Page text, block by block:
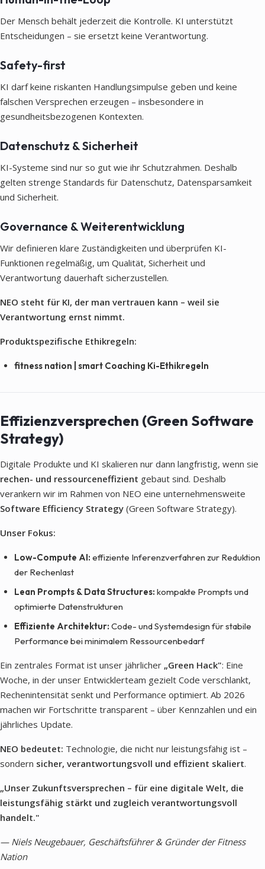
Der Mensch behält jederzeit die Kontrolle. KI unterstützt
Entscheidungen – sie ersetzt keine Verantwortung.
Safety-first
KI darf keine riskanten Handlungsimpulse geben und keine
falschen Versprechen erzeugen – insbesondere in
gesundheitsbezogenen Kontexten.
Datenschutz & Sicherheit
KI-Systeme sind nur so gut wie ihr Schutzrahmen. Deshalb
gelten strenge Standards für Datenschutz, Datensparsamkeit
und Sicherheit.
Governance & Weiterentwicklung
Wir definieren klare Zuständigkeiten und überprüfen KI-
Funktionen regelmäßig, um Qualität, Sicherheit und
Verantwortung dauerhaft sicherzustellen.
NEO steht für KI, der man vertrauen kann – weil sie
Verantwortung ernst nimmt.
Produktspezifische Ethikregeln:
fitness nation | smart Coaching Ki-Ethikregeln
Effizienzversprechen (Green Software
Strategy)
Digitale Produkte und KI skalieren nur dann langfristig, wenn sie
rechen- und ressourceneffizient gebaut sind. Deshalb
verankern wir im Rahmen von NEO eine unternehmensweite
Software Efficiency Strategy (Green Software Strategy).
Unser Fokus:
Low-Compute AI: effiziente Inferenzverfahren zur Reduktion
der Rechenlast
Lean Prompts & Data Structures: kompakte Prompts und
optimierte Datenstrukturen
Effiziente Architektur: Code- und Systemdesign für stabile
Performance bei minimalem Ressourcenbedarf
Ein zentrales Format ist unser jährlicher „Green Hack": Eine
Woche, in der unser Entwicklerteam gezielt Code verschlankt,
Rechenintensität senkt und Performance optimiert. Ab 2026
machen wir Fortschritte transparent – über Kennzahlen und ein
jährliches Update.
NEO bedeutet: Technologie, die nicht nur leistungsfähig ist –
sondern sicher, verantwortungsvoll und effizient skaliert.
„Unser Zukunftsversprechen – für eine digitale Welt, die
leistungsfähig stärkt und zugleich verantwortungsvoll
handelt."
— Niels Neugebauer, Geschäftsführer & Gründer der Fitness
Nation